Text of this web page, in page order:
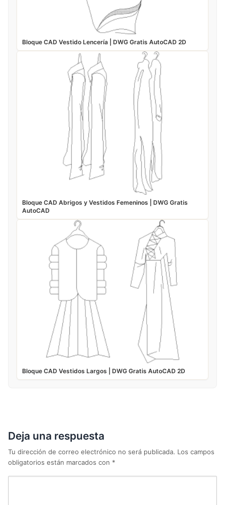
Bloque CAD Vestido Lencería | DWG Gratis AutoCAD 2D
Bloque CAD Abrigos y Vestidos Femeninos | DWG Gratis
AutoCAD
Bloque CAD Vestidos Largos | DWG Gratis AutoCAD 2D
Deja una respuesta
Tu dirección de correo electrónico no será publicada. Los campos
obligatorios están marcados con *